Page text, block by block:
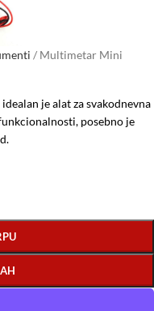
/ Multimetar Mini
je alat za svakodnevna
posebno je